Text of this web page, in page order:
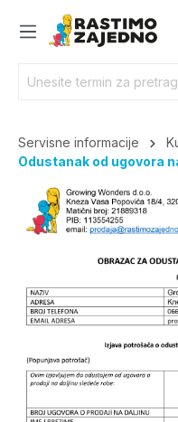
Servisne informacije
Odustanak od ugovora